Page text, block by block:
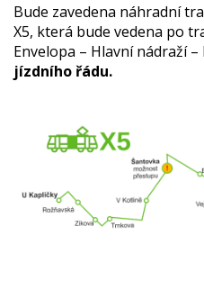
Bude zavedena náhradní
X5, která bude vedena po
Envelopa – Hlavní nádraží
jízdního řádu.